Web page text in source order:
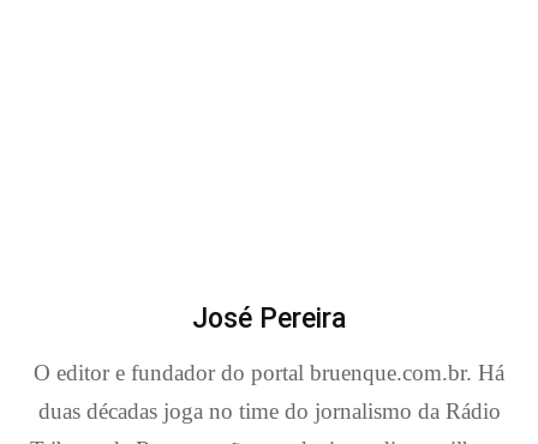
José Pereira
O editor e fundador do portal bruenque.com.br. Há
duas décadas joga no time do jornalismo da Rádio